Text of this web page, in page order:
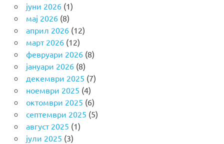
јуни 2026(1)
мај 2026(8)
април 2026(12)
март 2026(12)
февруари 2026(8)
јануари 2026(8)
декември 2025 (7)
ноември 2025 (4)
октомври 2025 (6)
септември 2025 (5)
август 2025 (1)
јули 2025 (3)